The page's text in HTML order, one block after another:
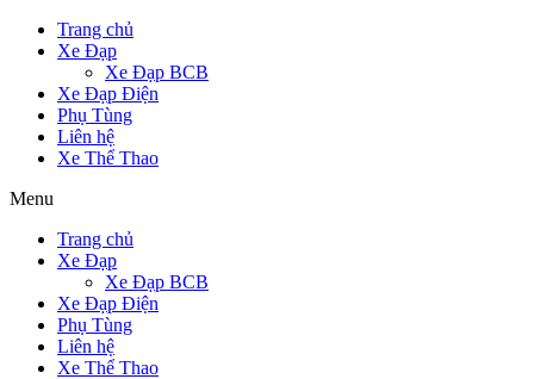
Trang chủ
Xe Đạp
Xe Đạp BCB
Xe Đạp Điện
Phụ Tùng
Liên hệ
Xe Thể Thao
Menu
Trang chủ
Xe Đạp
Xe Đạp BCB
Xe Đạp Điện
Phụ Tùng
Liên hệ
Xe Thể Thao